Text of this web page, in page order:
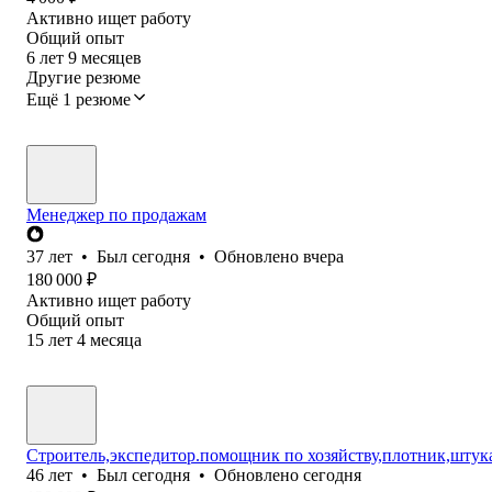
Активно ищет работу
Общий опыт
6 лет 9 месяцев
Другие резюме
Ещё 1 резюме
Менеджер по продажам
37 лет • Был сегодня • Обновлено вчера
180 000 ₽
Активно ищет работу
Общий опыт
15 лет 4 месяца
Строитель,экспедитор.помощник по
46 лет • Был сегодня • Обновлено сегодня